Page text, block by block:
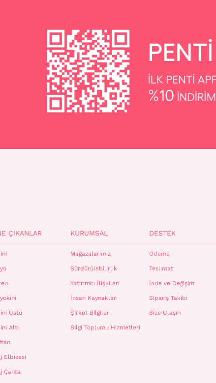
ÇIKANLAR
Üstü
Altı
Elbisesi
Çanta
KURUMSAL
Mağazalarımız
Sürdürülebilirlik
Yatırımcı İlişkileri
İnsan Kaynakları
Şirket Bilgileri
Bilgi Toplumu Hizmetleri
DESTEK
Ödeme
Teslimat
İade ve Değişim
Sipariş Takibi
Bize Ulaşın